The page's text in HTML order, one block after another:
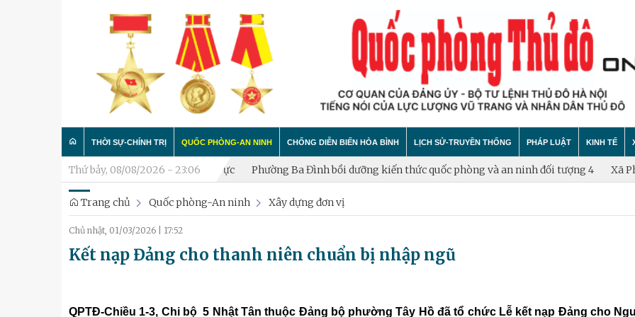
THỜI SỰ-CHÍNH TRỊ
Trong nước
Quân đội
Luận bàn
QUỐC PHÒNG-AN NINH
Công tác Đảng - Công tác Chính trị
Huấn luyện SSCĐ
Xây dựng đơn vị
CHỐNG DIỄN BIẾN HÒA BÌNH
Làm thất bại âm mưu diễn biến hòa bình
LỊCH SỬ-TRUYỀN THỐNG
Lịch sử LLVT nhân dân Thủ đô Hà Nội
PHÁP LUẬT KINH TẾ
Vấn đề
Thứ bảy, 08/08/2026 - 23:06
thành lập Tiểu đội Dân quân thường trực Phường Ba Đình bồi dưỡng kiến thức quốc phòng và an ninh đối tượng 4 Xã Phúc
Trang chủ Quốc phòng-An ninh Xây dựng đơn vị
Chủ nhật, 01/03/2026 17:52
Kết nạp Đảng cho thanh niên chuẩn bị nhập ngũ
QPTĐ-Chiều 1-3, Chi bộ 5 Nhật Tân thuộc Đảng bộ phường Tây Hồ đã tổ chức Lễ kết nạp Đảng cho